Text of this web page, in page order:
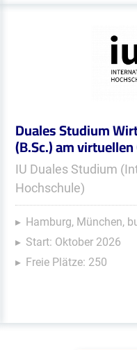
Duales Studium
(B.Sc.) am
IU Duales Studium
Hochschule)
Hamburg, München,
Start: Oktober 2026
Freie Plätze: 250